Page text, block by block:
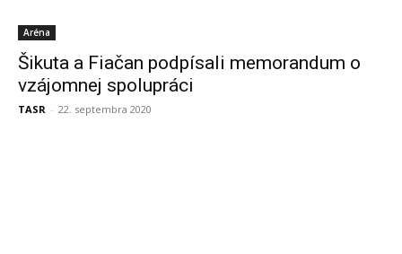
Aréna
Šikuta a Fiačan podpísali memorandum o
vzájomnej spolupráci
TASR - 22. septembra 2020